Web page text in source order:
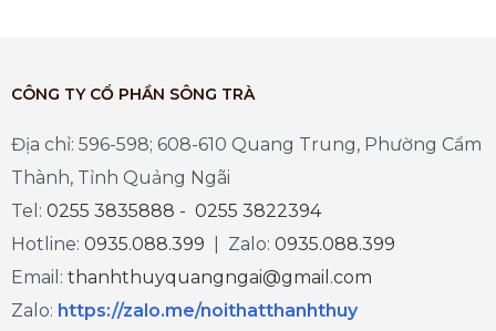
CÔNG TY CỔ PHẦN SÔNG TRÀ
Địa chỉ: 596-598; 608-610 Quang Trung, Phường Cẩm
Thành, Tỉnh Quảng Ngãi
Tel: 0255 3835888 - 0255 3822394
Hotline: 0935.088.399 | Zalo: 0935.088.399
Email: thanhthuyquangngai@gmail.com
Zalo: https://zalo.me/noithatthanhthuy